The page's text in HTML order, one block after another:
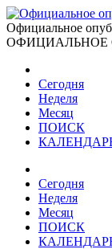
Официальное
ОФИЦИАЛЬНОЕ
Сегодня
Неделя
Месяц
ПОИСК
Сегодня
Неделя
Месяц
ПОИСК